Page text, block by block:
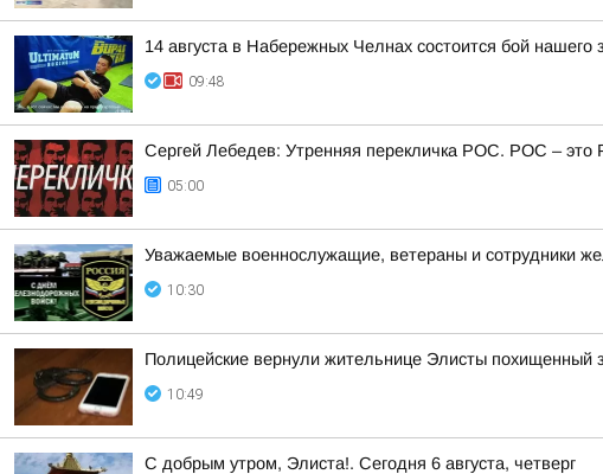
14 августа в Набережных Челнах состоится бой
09:48
Сергей Лебедев: Утренняя перекличка РОС. РОС – это
05:00
Уважаемые военнослужащие, ветераны и сотрудники
10:30
Полицейские вернули жительнице Элисты
10:49
С добрым утром, Элиста!. Сегодня 6 августа, четверг